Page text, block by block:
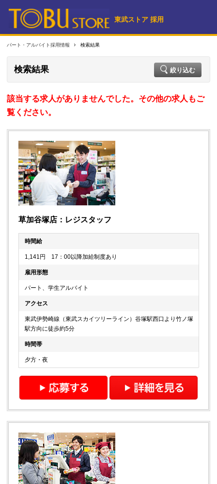
東武ストア 採用
パート・アルバイト採用情報 検索結果
検索結果 絞り込む
該当する求人がありませんでした。その他の求人もご
覧ください。
草加谷塚店：レジスタッフ
時間給
1,141円 17：00以降加給制度あり
雇用形態
パート、学生アルバイト
アクセス
東武伊勢崎線（東武スカイツリーライン）谷塚駅西口より竹ノ塚
駅方向に徒歩約5分
時間帯
夕方・夜